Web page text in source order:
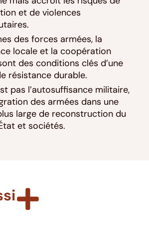
et de violences
des forces armées, la
locale et la coopération
des conditions clés d’une
résistance durable.
pas l’autosuffisance militaire,
des armées dans une
large de reconstruction du
et sociétés.